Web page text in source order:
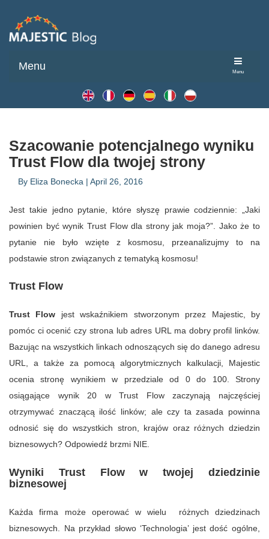
Menu
Menu
Szacowanie potencjalnego wyniku
Trust Flow dla twojej strony
By Eliza Bonecka | April 26, 2016
Jest takie jedno pytanie, które słyszę prawie codziennie: „Jaki
powinien być wynik Trust Flow dla strony jak moja?”. Jako że to
pytanie nie było wzięte z kosmosu, przeanalizujmy to na
podstawie stron związanych z tematyką kosmosu!
Trust Flow
Trust Flow jest wskaźnikiem stworzonym przez Majestic, by
pomóc ci ocenić czy strona lub adres URL ma dobry profil linków.
Bazując na wszystkich linkach odnoszących się do danego adresu
URL, a także za pomocą algorytmicznych kalkulacji, Majestic
ocenia stronę wynikiem w przedziale od 0 do 100. Strony
osiągające wynik 20 w Trust Flow zaczynają najczęściej
otrzymywać znaczącą ilość linków; ale czy ta zasada powinna
odnosić się do wszystkich stron, krajów oraz różnych dziedzin
biznesowych? Odpowiedź brzmi NIE.
Wyniki Trust Flow w twojej dziedzinie
biznesowej
Każda firma może operować w wielu różnych dziedzinach
biznesowych. Na przykład słowo ‘Technologia’ jest dość ogólne,